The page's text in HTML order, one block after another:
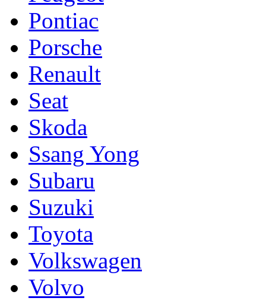
Pontiac
Porsche
Renault
Seat
Skoda
Ssang Yong
Subaru
Suzuki
Toyota
Volkswagen
Volvo